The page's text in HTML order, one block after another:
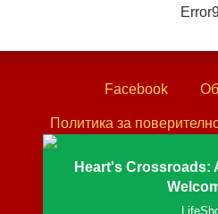
Heart's Crossroads:
Facebook
Политика за
Textove.com ©